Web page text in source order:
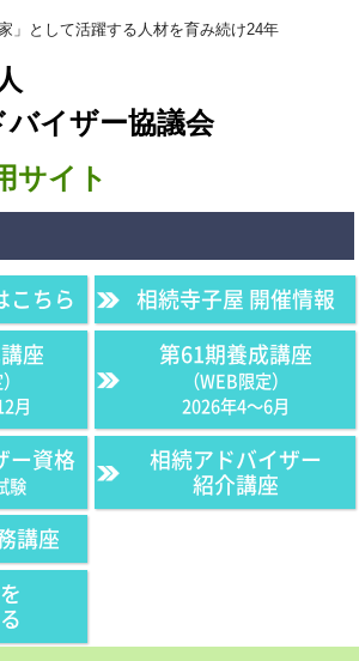
」として活躍する人材を育み続け24年
バイザー協議会
サイト
こちら
相続寺子屋 開催情報
座
月
第61期養成講座
（WEB限定）
2026年4〜6月
ー資格
験
講座
相続アドバイザー
紹介講座